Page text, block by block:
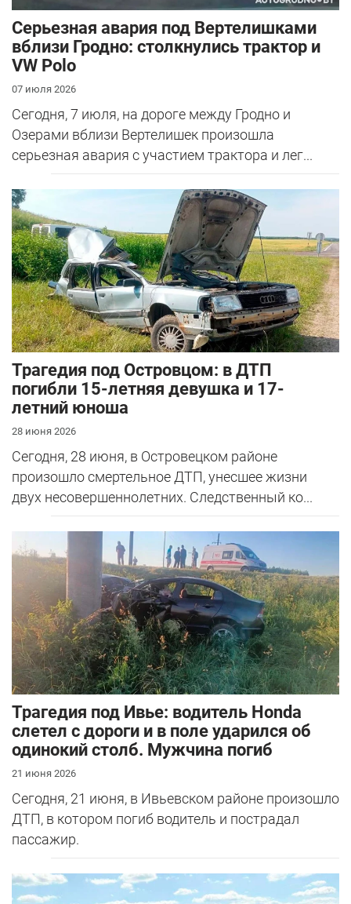
Серьезная авария под Вертелишками
вблизи Гродно: столкнулись трактор и
VW Polo
07 июля 2026
Сегодня, 7 июля, на дороге между Гродно и
Озерами вблизи Вертелишек произошла
серьезная авария с участием трактора и лег...
Трагедия под Островцом: в ДТП
погибли 15-летняя девушка и 17-
летний юноша
28 июня 2026
Сегодня, 28 июня, в Островецком районе
произошло смертельное ДТП, унесшее жизни
двух несовершеннолетних. Следственный ко...
Трагедия под Ивье: водитель Honda
слетел с дороги и в поле ударился об
одинокий столб. Мужчина погиб
21 июня 2026
Сегодня, 21 июня, в Ивьевском районе произошло
ДТП, в котором погиб водитель и пострадал
пассажир.